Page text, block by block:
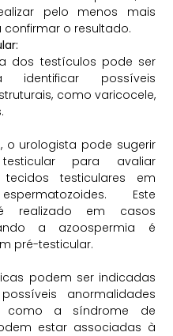
pelo menos mais
o resultado.
dos testículos pode ser
identificar possíveis
como varicocele,
o urologista pode sugerir
para avaliar
testiculares em
Este
realizado em casos
a azoospermia é
pré-testicular.
podem ser indicadas
anormalidades
como a síndrome de
estar associadas à